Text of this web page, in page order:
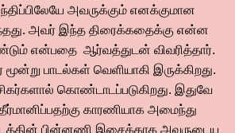
அவருக்கும் எனக்குமான
அவர் இந்த திரைக்கதைக்கு என்ன
என்பதை ஆர்வத்துடன் விவரித்தார்.
பாடல்கள் வெளியாகி இருக்கிறது.
கொண்டாடப்படுகிறது. இதுவே
காரணியாக அமைந்து
பின்னணி இசைக்காக அவருடைய